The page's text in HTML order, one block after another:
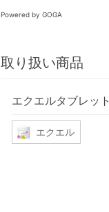
Powered by GOGA
取り扱い商品
エクエルタブレット
エクエル